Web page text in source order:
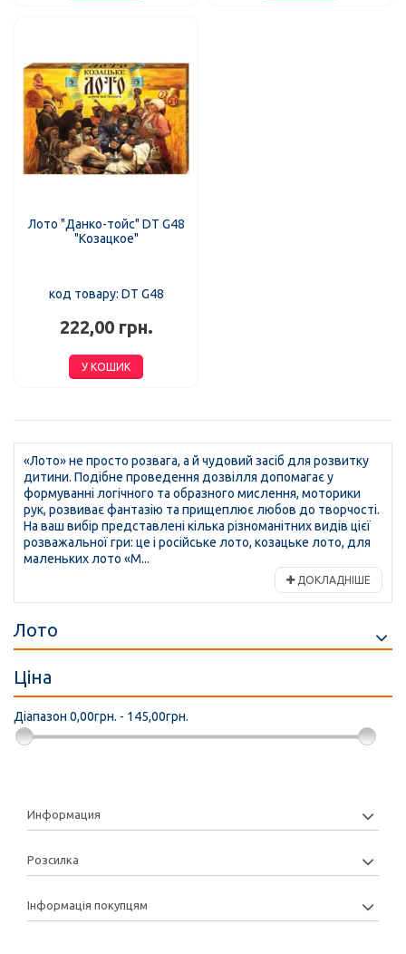
Лото "Данко-тойс" DT G48
"Козацкое"
код товару: DT G48
222,00 грн.
У КОШИК
«Лото» не просто розвага, а й чудовий засіб для розвитку
дитини. Подібне проведення дозвілля допомагає у
формуванні логічного та образного мислення, моторики
рук, розвиває фантазію та прищеплює любов до творчості.
На ваш вибір представлені кілька різноманітних видів цієї
розважальної гри: це і російське лото, козацьке лото, для
маленьких лото «М...
ДОКЛАДНІШЕ
Лото
Ціна
Діапазон 0,00грн. - 145,00грн.
Информация
Розсилка
Інформація покупцям